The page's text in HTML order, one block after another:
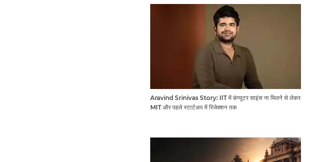
Aravind Srinivas Story: IIT में कंप्यूटर साइंस ना मिलने से लेकर
MIT और पहले स्टार्टअप में रिजेक्शन तक